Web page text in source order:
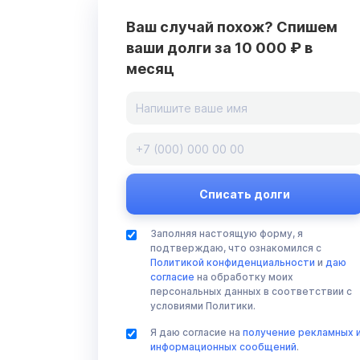
Ваш случай похож? Спишем
ваши долги за 10 000 ₽ в
месяц
Заполняя настоящую форму, я
подтверждаю, что ознакомился с
Политикой конфиденциальности и даю
согласие на обработку моих
персональных данных в соответствии с
условиями Политики.
Я даю согласие на получение рекламных
информационных сообщений.